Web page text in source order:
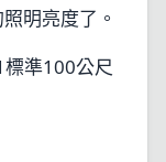
明亮度了。
標準100公尺